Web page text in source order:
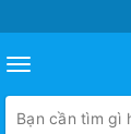
Toggle
navigation